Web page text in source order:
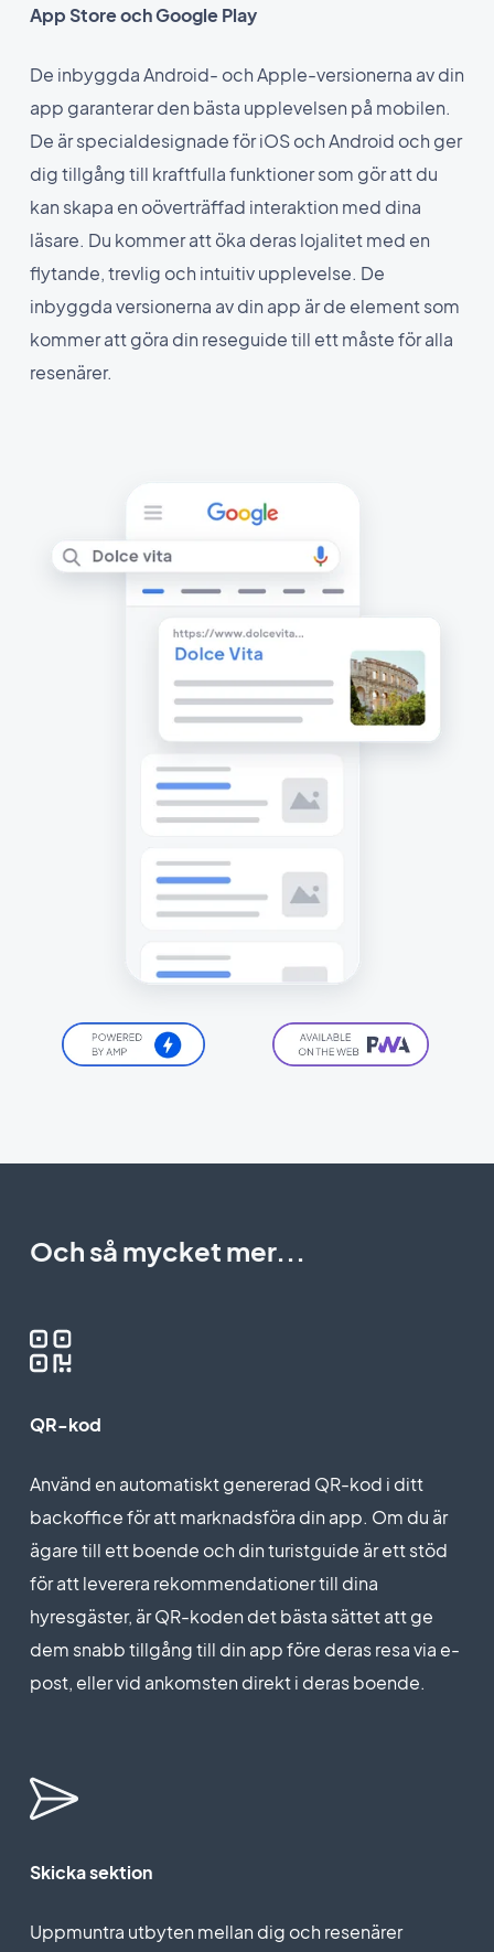
App Store och Google Play
De inbyggda Android- och Apple-versionerna av din
app garanterar den bästa upplevelsen på mobilen.
De är specialdesignade för iOS och Android och ger
dig tillgång till kraftfulla funktioner som gör att du
kan skapa en oöverträffad interaktion med dina
läsare. Du kommer att öka deras lojalitet med en
flytande, trevlig och intuitiv upplevelse. De
inbyggda versionerna av din app är de element som
kommer att göra din reseguide till ett måste för alla
resenärer.
Och så mycket mer...
QR-kod
Använd en automatiskt genererad QR-kod i ditt
backoffice för att marknadsföra din app. Om du är
ägare till ett boende och din turistguide är ett stöd
för att leverera rekommendationer till dina
hyresgäster, är QR-koden det bästa sättet att ge
dem snabb tillgång till din app före deras resa via e-
post, eller vid ankomsten direkt i deras boende.
Skicka sektion
Uppmuntra utbyten mellan dig och resenärer